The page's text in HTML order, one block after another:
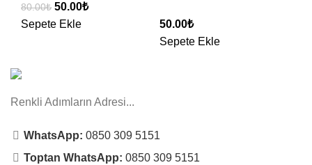
80.00₺ 50.00₺
Sepete Ekle
50.00₺
Sepete Ekle
Renkli Adımların Adresi...
WhatsApp: 0850 309 5151
Toptan WhatsApp: 0850 309 5151